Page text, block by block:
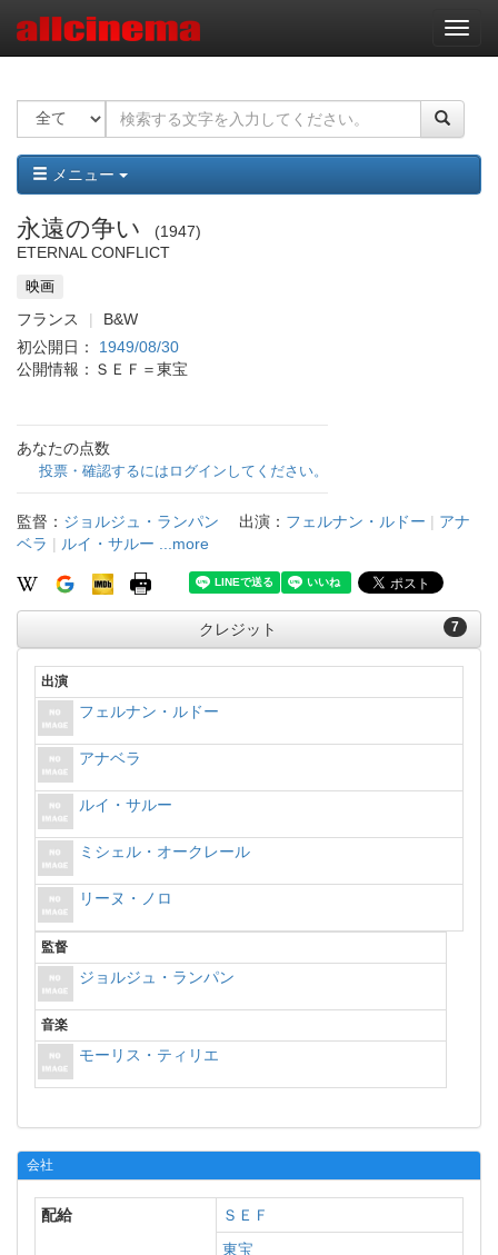
ナ
ビ
ー
ョ
ン
メニュー
永遠の争い
1947
ETERNAL CONFLICT
映画
フランス
B&W
初公開日： 1949/08/30
公開情報：ＳＥＦ＝東宝
あなたの点数
投票・確認するにはログインしてください。
監督： ジョルジュ・ランパン 出演： フェルナン・ルドー | アナ
ベラ | ルイ・サルー ...more
7
クレジット
出演
フェルナン・ルドー
アナベラ
ルイ・サルー
ミシェル・オークレール
リーヌ・ノロ
監督
ジョルジュ・ランパン
音楽
モーリス・ティリエ
会社
配給
ＳＥＦ
東宝